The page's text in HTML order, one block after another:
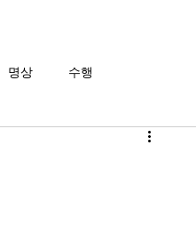
명상 수행